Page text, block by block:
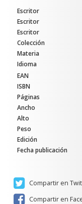
Escritor
Escritor
Escritor
Colección
Materia
Idioma
EAN
ISBN
Páginas
Ancho
Alto
Peso
Edición
Fecha publicación
Compartir en
Compartir en